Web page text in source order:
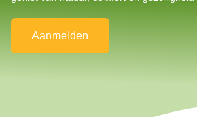
Aanmelden